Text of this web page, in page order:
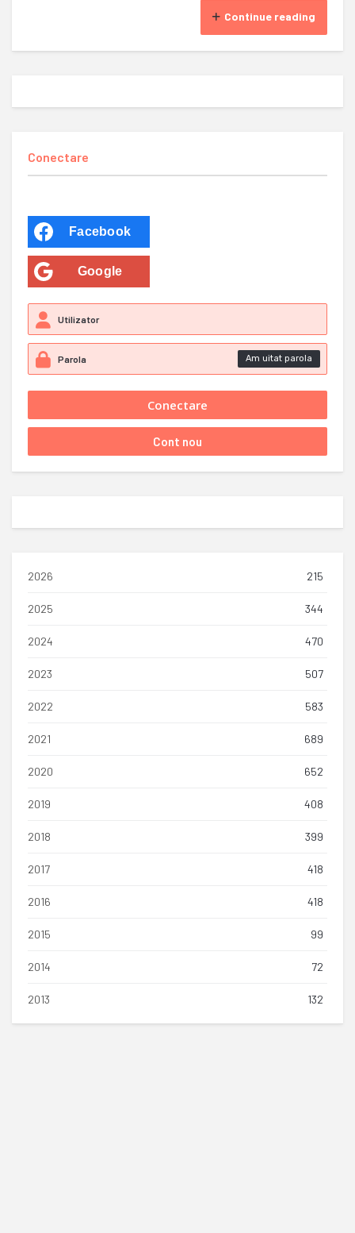
Continue reading
Conectare
Facebook
Google
Am uitat parola
2026 215
2025 344
2024 470
2023 507
2022 583
2021 689
2020 652
2019 408
2018 399
2017 418
2016 418
2015 99
2014 72
2013 132